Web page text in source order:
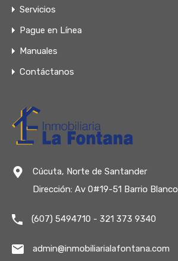
Servicios
Pague en Línea
Manuales
Contáctanos
Cúcuta, Norte de Santander
Dirección: Av 0#19-51 Barrio Blanco
(607) 5494710 - 321 373 9340
admin@inmobiliarialafontana.com